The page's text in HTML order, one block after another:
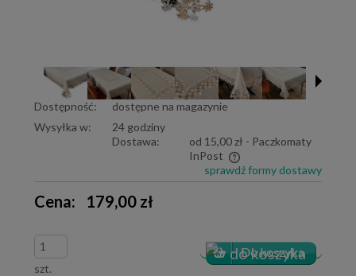
Dostępność:
dostępne na magazynie
Wysyłka w:
24 godziny
Dostawa:
od 15,00 zł - Paczkomaty
InPost
Cena nie zawiera ewentualnych kosztów płatności
sprawdź formy dostawy
Cena: 179,00 zł
szt.